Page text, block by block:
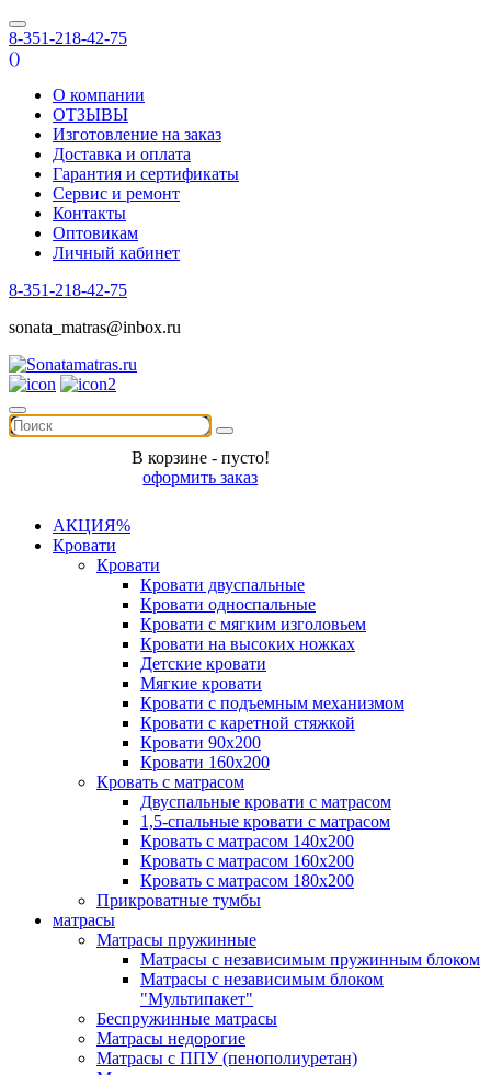
8-351-218-42-75
()
О компании
ОТЗЫВЫ
Изготовление на заказ
Доставка и оплата
Гарантия и сертификаты
Сервис и ремонт
Контакты
Оптовикам
Личный кабинет
8-351-218-42-75
sonata_matras@inbox.ru
В корзине - пусто!
оформить заказ
АКЦИЯ%
Кровати
Кровати
Кровати двуспальные
Кровати односпальные
Кровати с мягким изголовьем
Кровати на высоких ножках
Детские кровати
Мягкие кровати
Кровати с подъемным механизмом
Кровати с каретной стяжкой
Кровати 90х200
Кровати 160х200
Кровать с матрасом
Двуспальные кровати с матрасом
1,5-спальные кровати с матрасом
Кровать с матрасом 140х200
Кровать с матрасом 160х200
Кровать с матрасом 180х200
Прикроватные тумбы
матрасы
Матрасы пружинные
Матрасы с независимым пружинным блоком
Матрасы с независимым блоком
"Мультипакет"
Беспружинные матрасы
Матрасы недорогие
Матрасы с ППУ (пенополиуретан)